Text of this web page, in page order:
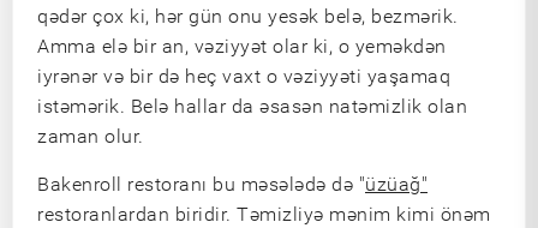
qədər çox ki, hər gün onu yesək belə, bezmərik.
Amma elə bir an, vəziyyət olar ki, o yeməkdən
iyrənər və bir də heç vaxt o vəziyyəti yaşamaq
istəmərik. Belə hallar da əsasən natəmizlik olan
zaman olur.
Bakenroll restoranı bu məsələdə də "üzüağ"
restoranlardan biridir. Təmizliyə mənim kimi önəm